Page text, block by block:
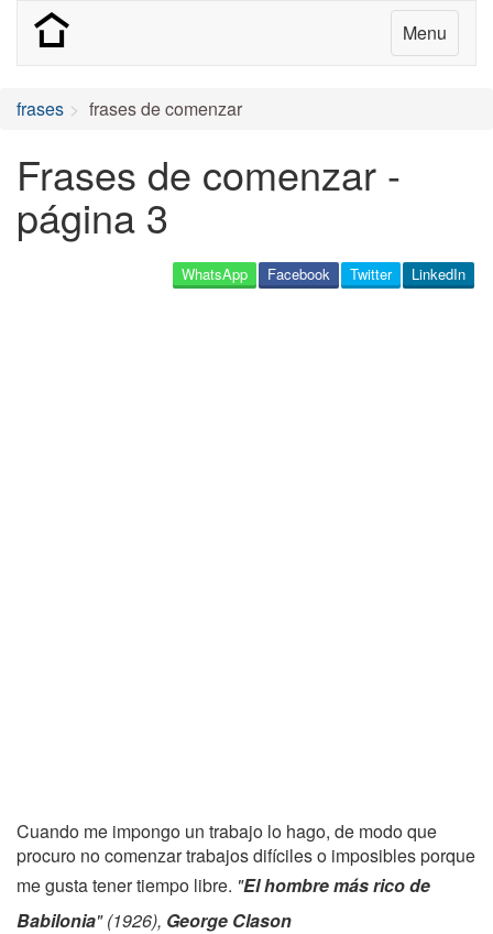
Menu
frases frases de comenzar
Frases de comenzar -
página 3
LinkedIn
Twitter
Facebook
WhatsApp
Cuando me impongo un trabajo lo hago, de modo que
procuro no comenzar trabajos difíciles o imposibles porque
me gusta tener tiempo libre. "El hombre más rico de
Babilonia" (1926), George Clason